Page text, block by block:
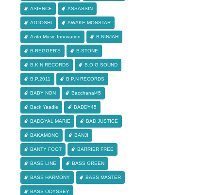
ASIENCE ASSASSIN
ATOOSHI AWAKE MONSTAR
Azito Music Innovation B-NINJAH
B-REGGER'S B-STONE
B.K.N RECORDS B.O.G SOUND
B.P.2011 B.P.N RECORDS
BABY NON Bacchanal45
Back Yaadie BADDY45
BADGYAL MARIE BAD JUSTICE
BAKAMONO BANJI
BANTY FOOT BARRIER FREE
BASE LINE BASS GREEN
BASS HARMONY BASS MASTER
BASS ODYSSEY